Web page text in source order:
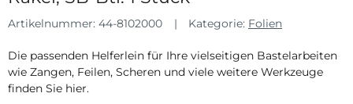
Artikelnummer: 44-8102000 Kategorie: Folien
Die passenden Helferlein für Ihre vielseitigen Bastelarbeiten
wie Zangen, Feilen, Scheren und viele weitere Werkzeuge
finden Sie hier.